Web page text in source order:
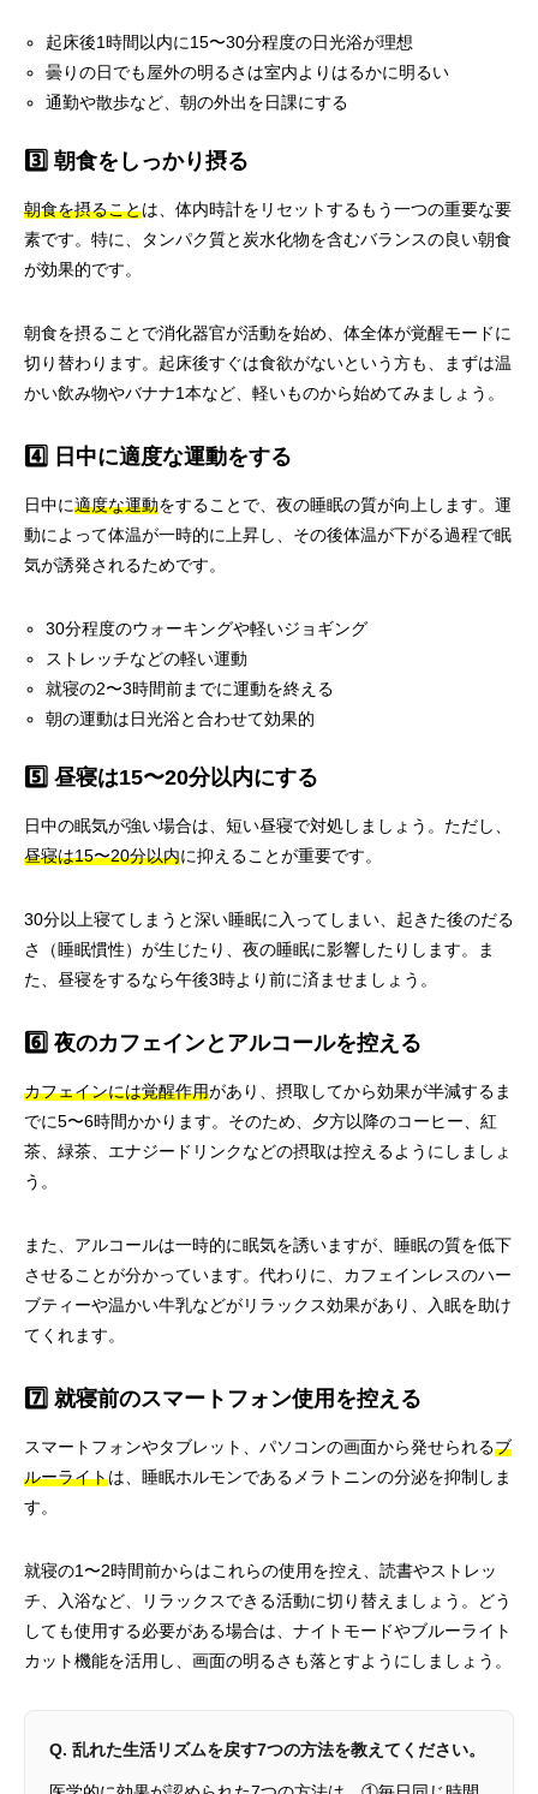
起床後1時間以内に15〜30分程度の日光浴が理想
曇りの日でも屋外の明るさは室内よりはるかに明るい
通勤や散歩など、朝の外出を日課にする
3️⃣ 朝食をしっかり摂る
朝食を摂ることは、体内時計をリセットするもう一つの重要な要
素です。特に、タンパク質と炭水化物を含むバランスの良い朝食
が効果的です。
朝食を摂ることで消化器官が活動を始め、体全体が覚醒モードに
切り替わります。起床後すぐは食欲がないという方も、まずは温
かい飲み物やバナナ1本など、軽いものから始めてみましょう。
4️⃣ 日中に適度な運動をする
日中に適度な運動をすることで、夜の睡眠の質が向上します。運
動によって体温が一時的に上昇し、その後体温が下がる過程で眠
気が誘発されるためです。
30分程度のウォーキングや軽いジョギング
ストレッチなどの軽い運動
就寝の2〜3時間前までに運動を終える
朝の運動は日光浴と合わせて効果的
5️⃣ 昼寝は15〜20分以内にする
日中の眠気が強い場合は、短い昼寝で対処しましょう。ただし、
昼寝は15〜20分以内に抑えることが重要です。
30分以上寝てしまうと深い睡眠に入ってしまい、起きた後のだる
さ（睡眠慣性）が生じたり、夜の睡眠に影響したりします。ま
た、昼寝をするなら午後3時より前に済ませましょう。
6️⃣ 夜のカフェインとアルコールを控える
カフェインには覚醒作用があり、摂取してから効果が半減するま
でに5〜6時間かかります。そのため、夕方以降のコーヒー、紅
茶、緑茶、エナジードリンクなどの摂取は控えるようにしましょ
う。
また、アルコールは一時的に眠気を誘いますが、睡眠の質を低下
させることが分かっています。代わりに、カフェインレスのハー
ブティーや温かい牛乳などがリラックス効果があり、入眠を助け
てくれます。
7️⃣ 就寝前のスマートフォン使用を控える
スマートフォンやタブレット、パソコンの画面から発せられるブ
ルーライトは、睡眠ホルモンであるメラトニンの分泌を抑制しま
す。
就寝の1〜2時間前からはこれらの使用を控え、読書やストレッ
チ、入浴など、リラックスできる活動に切り替えましょう。どう
しても使用する必要がある場合は、ナイトモードやブルーライト
カット機能を活用し、画面の明るさも落とすようにしましょう。
Q. 乱れた生活リズムを戻す7つの方法を教えてください。